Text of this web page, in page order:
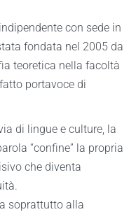
con sede in
fondata nel 2005 da
teoretica nella facoltà
portavoce di
di lingue e culture, la
“confine” la propria
che diventa
soprattutto alla